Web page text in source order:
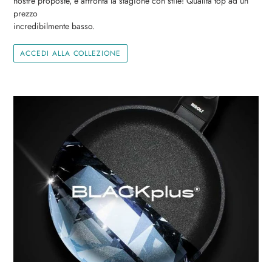
prezzo
incredibilmente basso.
ACCEDI ALLA COLLEZIONE